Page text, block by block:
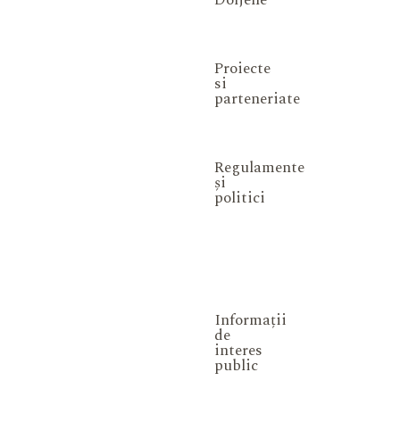
Proiecte
si
parteneriate
Regulamente
și
politici
Informații
de
interes
public